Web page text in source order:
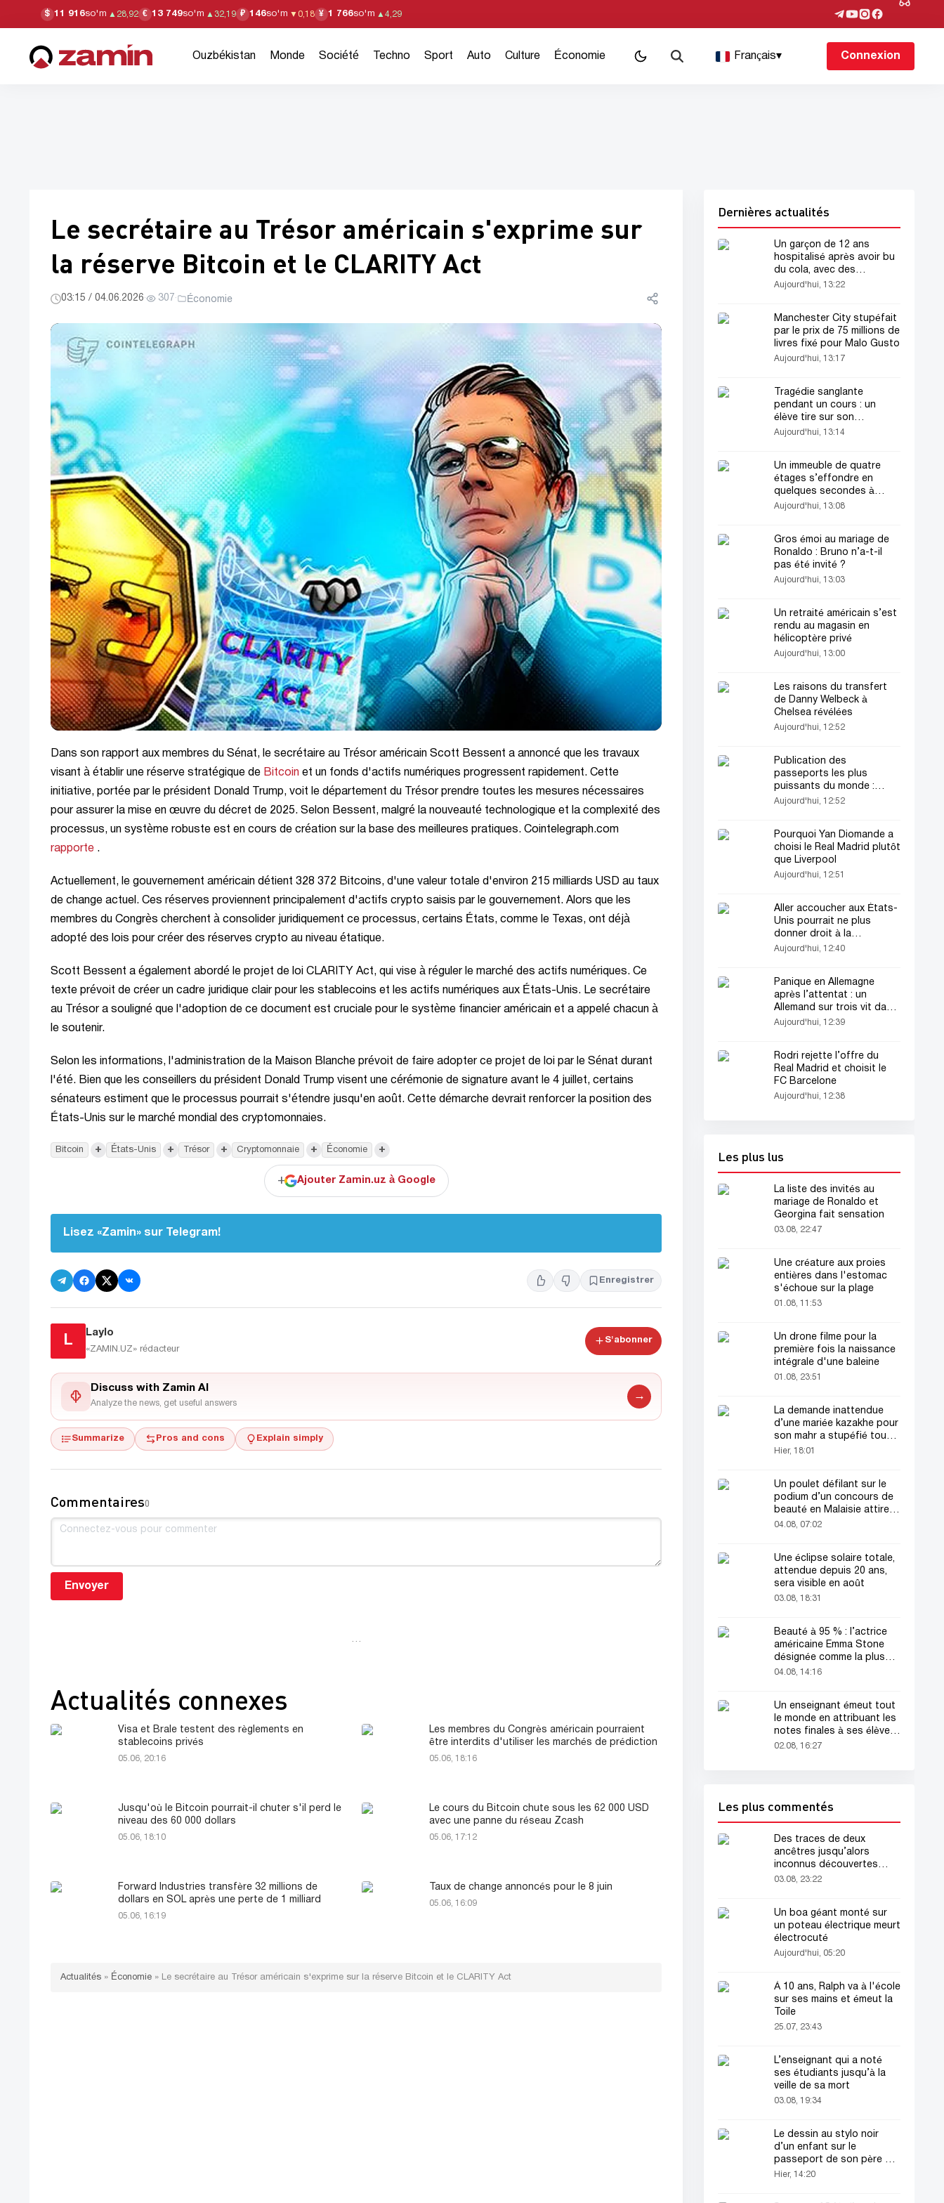
$ 11 916so'm ▲ 28,92 € 13 749so'm ▲ 32,19 ₽ 146so'm ▼ 0,18 ¥ 1 766so'm ▲ 4,29
Ouzbékistan Monde Société Techno Sport Auto Culture Économie Français▾ Connexion
Le secrétaire au Trésor américain s'exprime sur
la réserve Bitcoin et le CLARITY Act
03:15 / 04.06.2026· 307 · Économie
Dans son rapport aux membres du Sénat, le secrétaire au Trésor américain Scott Bessent a annoncé que les travaux
visant à établir une réserve stratégique de Bitcoin et un fonds d'actifs numériques progressent rapidement. Cette
initiative, portée par le président Donald Trump, voit le département du Trésor prendre toutes les mesures nécessaires
pour assurer la mise en œuvre du décret de 2025. Selon Bessent, malgré la nouveauté technologique et la complexité des
processus, un système robuste est en cours de création sur la base des meilleures pratiques. Cointelegraph.com
rapporte .
Actuellement, le gouvernement américain détient 328 372 Bitcoins, d'une valeur totale d'environ 215 milliards USD au taux
de change actuel. Ces réserves proviennent principalement d'actifs crypto saisis par le gouvernement. Alors que les
membres du Congrès cherchent à consolider juridiquement ce processus, certains États, comme le Texas, ont déjà
adopté des lois pour créer des réserves crypto au niveau étatique.
Scott Bessent a également abordé le projet de loi CLARITY Act, qui vise à réguler le marché des actifs numériques. Ce
texte prévoit de créer un cadre juridique clair pour les stablecoins et les actifs numériques aux États-Unis. Le secrétaire
au Trésor a souligné que l'adoption de ce document est cruciale pour le système financier américain et a appelé chacun à
le soutenir.
Selon les informations, l'administration de la Maison Blanche prévoit de faire adopter ce projet de loi par le Sénat durant
l'été. Bien que les conseillers du président Donald Trump visent une cérémonie de signature avant le 4 juillet, certains
sénateurs estiment que le processus pourrait s'étendre jusqu'en août. Cette démarche devrait renforcer la position des
États-Unis sur le marché mondial des cryptomonnaies.
Bitcoin + États-Unis + Trésor + Cryptomonnaie + Économie +
+ Ajouter Zamin.uz à Google
Lisez «Zamin» sur Telegram!
Enregistrer
L
Laylo
«ZAMIN.UZ» rédacteur
S'abonner
Discuss with Zamin AI
Analyze the news, get useful answers
→
Summarize Pros and cons Explain simply
Commentaires0
Envoyer
…
Actualités connexes
Visa et Brale testent des règlements en
stablecoins privés
05.06, 20:16
Les membres du Congrès américain pourraient
être interdits d'utiliser les marchés de prédiction
05.06, 18:16
Jusqu'où le Bitcoin pourrait-il chuter s'il perd le
niveau des 60 000 dollars
05.06, 18:10
Le cours du Bitcoin chute sous les 62 000 USD
avec une panne du réseau Zcash
05.06, 17:12
Forward Industries transfère 32 millions de
dollars en SOL après une perte de 1 milliard
05.06, 16:19
Taux de change annoncés pour le 8 juin
05.06, 16:09
Actualités » Économie » Le secrétaire au Trésor américain s'exprime sur la réserve Bitcoin et le CLARITY Act
Dernières actualités
Un garçon de 12 ans
hospitalisé après avoir bu
du cola, avec des
vomissements sanglants
Aujourd'hui, 13:22
Manchester City stupéfait
par le prix de 75 millions de
livres fixé pour Malo Gusto
Aujourd'hui, 13:17
Tragédie sanglante
pendant un cours : un
élève tire sur son
professeur
Aujourd'hui, 13:14
Un immeuble de quatre
étages s’effondre en
quelques secondes à
Istanbul
Aujourd'hui, 13:08
Gros émoi au mariage de
Ronaldo : Bruno n’a-t-il
pas été invité ?
Aujourd'hui, 13:03
Un retraité américain s’est
rendu au magasin en
hélicoptère privé
Aujourd'hui, 13:00
Les raisons du transfert
de Danny Welbeck à
Chelsea révélées
Aujourd'hui, 12:52
Publication des
passeports les plus
puissants du monde :
Nouveau classement
Aujourd'hui, 12:52
Pourquoi Yan Diomande a
choisi le Real Madrid plutôt
que Liverpool
Aujourd'hui, 12:51
Aller accoucher aux États-
Unis pourrait ne plus
donner droit à la
citoyenneté
Aujourd'hui, 12:40
Panique en Allemagne
après l’attentat : un
Allemand sur trois vit dans
la peur
Aujourd'hui, 12:39
Rodri rejette l’offre du
Real Madrid et choisit le
FC Barcelone
Aujourd'hui, 12:38
Les plus lus
La liste des invités au
mariage de Ronaldo et
Georgina fait sensation
03.08, 22:47
Une créature aux proies
entières dans l'estomac
s'échoue sur la plage
01.08, 11:53
Un drone filme pour la
première fois la naissance
intégrale d'une baleine
01.08, 23:51
La demande inattendue
d’une mariée kazakhe pour
son mahr a stupéfié tout
le monde
Hier, 18:01
Un poulet défilant sur le
podium d’un concours de
beauté en Malaisie attire
l’attention du public
04.08, 07:02
Une éclipse solaire totale,
attendue depuis 20 ans,
sera visible en août
03.08, 18:31
Beauté à 95 % : l’actrice
américaine Emma Stone
désignée comme la plus
belle femme du monde !
04.08, 14:16
Un enseignant émeut tout
le monde en attribuant les
notes finales à ses élèves
avant sa mort
02.08, 16:27
Les plus commentés
Des traces de deux
ancêtres jusqu’alors
inconnus découvertes
dans l’ADN humain
03.08, 23:22
Un boa géant monté sur
un poteau électrique meurt
électrocuté
Aujourd'hui, 05:20
À 10 ans, Ralph va à l'école
sur ses mains et émeut la
Toile
25.07, 23:43
L’enseignant qui a noté
ses étudiants jusqu’à la
veille de sa mort
03.08, 19:34
Le dessin au stylo noir
d’un enfant sur le
passeport de son père a
attiré tous les regards
Hier, 14:20